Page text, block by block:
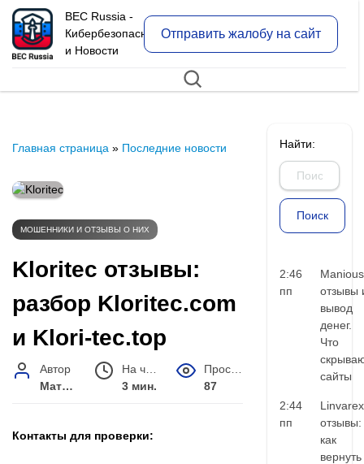
BEC Russia -
Кибербезопасность
и Новости
Отправить жалобу на сайт
Главная страница » Последние новости
МОШЕННИКИ И ОТЗЫВЫ О НИХ
Kloritec отзывы:
разбор Kloritec.com
и Klori-tec.top
Автор
Матвей Иванов
3 мин.
87
Контакты для проверки:
Найти:
2:46
пп
Manious
отзывы
вывод
денег.
Что
сайты
2:44
пп
Linvarex
отзывы:
как
вернуть